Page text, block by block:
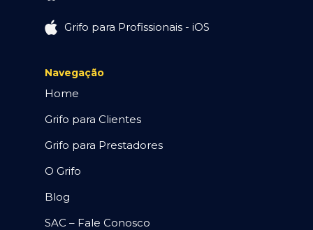
Grifo para Profissionais - iOS
Navegação
Home
Grifo para Clientes
Grifo para Prestadores
O Grifo
Blog
SAC – Fale Conosco